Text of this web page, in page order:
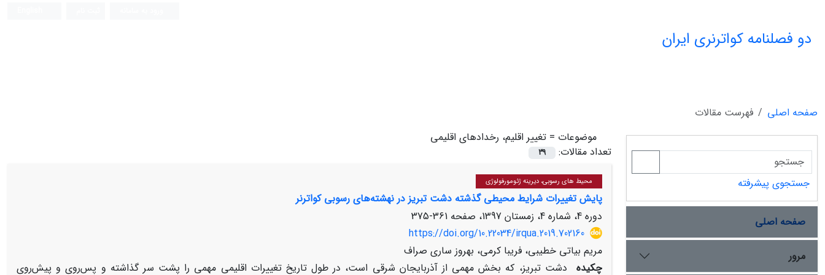
دو فصلنامه کواترنری ایران
صفحه اصلی
فهرست مقالات
موضوعات = تغییر اقلیم، رخدادهای اقلیمی
تعداد مقالات:
39
محیط های رسوبی، دیرینه ژئومورفولوژی
پایش تغییرات شرایط محیطی گذشته دشت تبریز در نهشته‌های رسوبی کواترنر
دوره 4، شماره 4، زمستان 1397، صفحه
361-375
https://doi.org/10.22034/irqua.2019.702160
مریم بیاتی خطیبی، فریبا کرمی، بهروز ساری صراف
چکیده
دشت تبریز، که بخش مهمی از آذربایجان شرقی است، در طول تاریخ تغییرات اقلیمی مهمی را پشت سر گذاشته و پس‌روی و پیش‌روی
جستجوی پیشرفته
صفحه اصلی
مرور